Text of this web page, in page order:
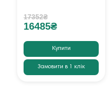
17352₴
16485₴
Купити
Замовити в 1 клік